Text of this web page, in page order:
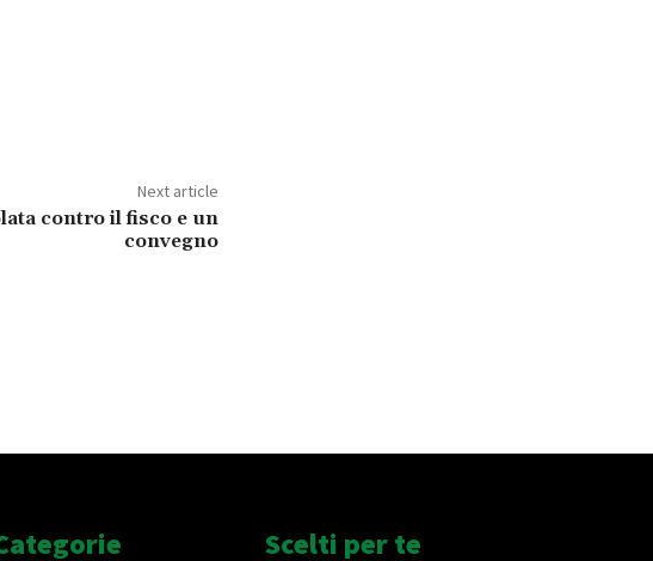
Next article
contro il fisco e un
convegno
Scelti per te